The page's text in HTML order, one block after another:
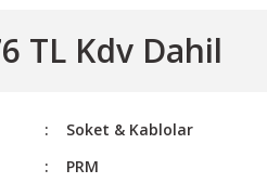
TL Kdv Dahil
Soket & Kablolar
PRM